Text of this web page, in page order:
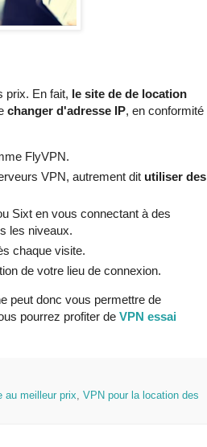
prix. En fait, le site de de location
changer d'adresse IP, en conformité
FlyVPN.
VPN, autrement dit utiliser des
Sixt en vous connectant à des
les niveaux.
chaque visite.
de votre lieu de connexion.
peut donc vous permettre de
pourrez profiter de VPN essai
au meilleur prix, VPN pour la location des